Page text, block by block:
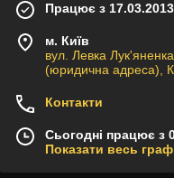
Працює з 17.03.2013
м. Київ
вул. Левка
(юридична адреса),
Контакти
Сьогодні працює з
Показати весь